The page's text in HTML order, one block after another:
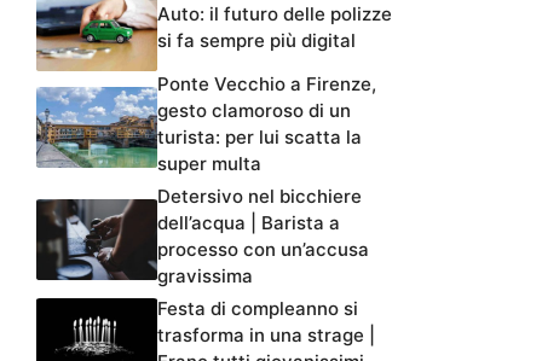
Auto: il futuro delle polizze
si fa sempre più digital
Ponte Vecchio a Firenze,
gesto clamoroso di un
turista: per lui scatta la
super multa
Detersivo nel bicchiere
dell’acqua | Barista a
processo con un’accusa
gravissima
Festa di compleanno si
trasforma in una strage |